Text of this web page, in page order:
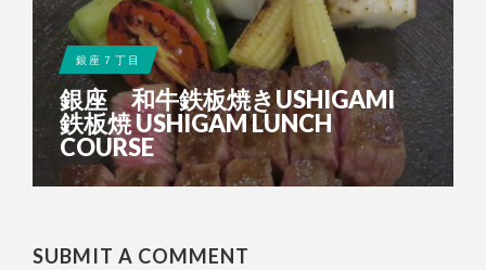
銀座７丁目
銀座 和牛鉄板焼きUSHIGAMI
鉄板焼 USHIGAM LUNCH
COURSE
SUBMIT A COMMENT